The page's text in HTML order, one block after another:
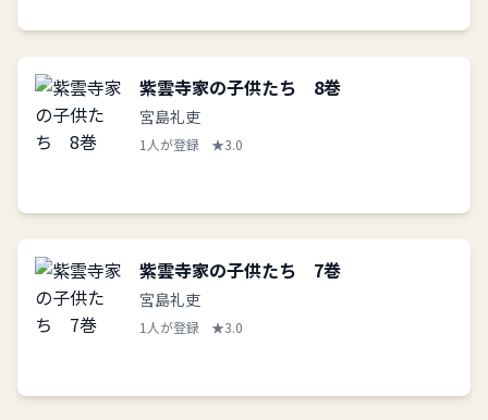
紫雲寺家の子供たち 8巻
宮島礼吏
1人が登録 ★3.0
紫雲寺家の子供たち 7巻
宮島礼吏
1人が登録 ★3.0